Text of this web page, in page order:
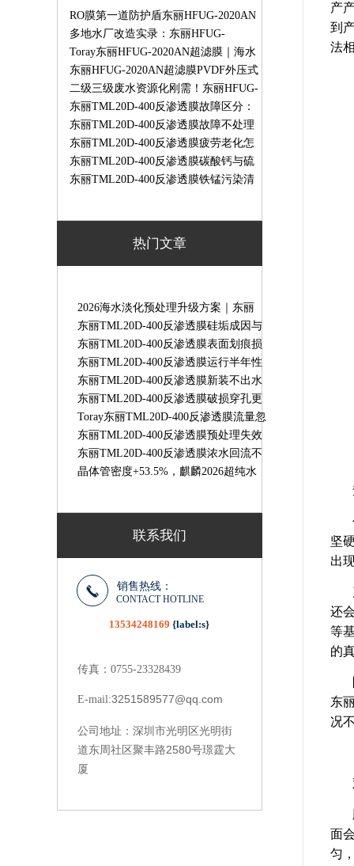
RO膜第一道防护盾东丽HFUG-2020AN
外压超滤膜海水淡化废水回用专用
多地水厂改造实录：东丽HFUG-
2020AN超滤膜一站式解决净水产水废
水深度处理
Toray东丽HFUG-2020AN超滤膜｜海水
RO脱盐预处理工业生产废水循环回用
膜组件
东丽HFUG-2020AN超滤膜PVDF外压式
超滤膜饮用水工业用水预处理专用膜
二级三级废水资源化刚需！东丽HFUG-
2020AN超滤膜破解污水膜污堵痛点
东丽TML20D-400反渗透膜故障区分：
哪些可自修、哪些必须返厂维修
东丽TML20D-400反渗透膜故障不处理
会有哪些后果？膜污堵/氧化/渗漏长期
运行危害
东丽TML20D-400反渗透膜疲劳老化怎
么判断？更换标准与实操检测方法
东丽TML20D-400反渗透膜碳酸钙与硫
酸钙结垢区别、成因及清洗方案
东丽TML20D-400反渗透膜铁锰污染清
热门文章
2026海水淡化预处理升级方案｜东丽
HFUG-2020AN超滤膜守护RO系统稳定
运行
东丽TML20D-400反渗透膜硅垢成因与
专用清洗方案
东丽TML20D-400反渗透膜表面划痕损
伤原因｜膜划伤故障解决办法
东丽TML20D-400反渗透膜运行半年性
能骤降原因及解决办法
东丽TML20D-400反渗透膜新装不出水
故障排查｜TORAY8寸RO膜无产水解
决办法
东丽TML20D-400反渗透膜破损穿孔更
换标准｜检测判定与更换流程
Toray东丽TML20D-400反渗透膜流量忽
高忽不稳定故障处理方法
东丽TML20D-400反渗透膜预处理失效
故障解决方法
东丽TML20D-400反渗透膜浓水回流不
畅故障排查｜原因与解决办法
晶体管密度+53.5%，麒麟2026超纯水
联系我们
销售热线：
CONTACT HOTLINE
13534248169 {label:s}
传真：0755-23328439
E-mail:3251589577@qq.com
公司地址： 深圳市光明区光明街
道东周社区聚丰路2580号璟霆大
厦
产
到
法
坚
出
还
等
的
东
况
面
匀